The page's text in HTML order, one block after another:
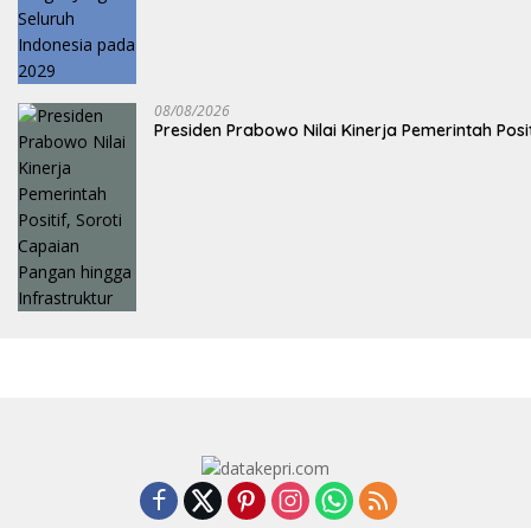
08/08/2026
Presiden Prabowo Nilai Kinerja Pemerintah